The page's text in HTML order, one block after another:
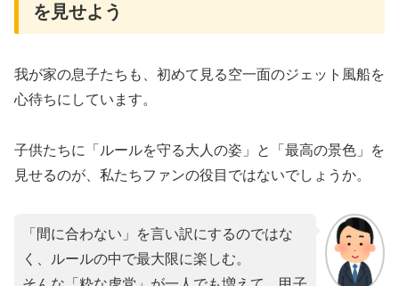
を見せよう
​我が家の息子たちも、初めて見る空一面のジェット風船を
心待ちにしています。
子供たちに「ルールを守る大人の姿」と「最高の景色」を
見せるのが、私たちファンの役目ではないでしょうか。
「間に合わない」を言い訳にするのではな
く、ルールの中で最大限に楽しむ。